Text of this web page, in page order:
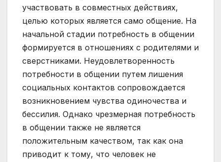
участвовать в совместных действиях,
целью которых является само общение. На
начальной стадии потребность в общении
формируется в отношениях с родителями и
сверстниками. Неудовлетворенность
потребности в общении путем лишения
социальных контактов сопровождается
возникновением чувства одиночества и
бессилия. Однако чрезмерная потребность
в общении также не является
положительным качеством, так как она
приводит к тому, что человек не